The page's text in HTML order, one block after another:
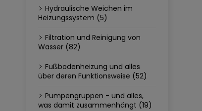
Hydraulische Weichen im
Heizungssystem (5)
Filtration und Reinigung von
Wasser (82)
Fußbodenheizung und alles
über deren Funktionsweise (52)
Pumpengruppen - und alles,
was damit zusammenhängt (19)